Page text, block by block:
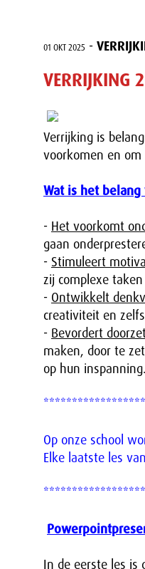
01 OKT 2025 -
VERRIJKING
Verrijking is
voorkomen en
Wat is het
- Het voorkomt
gaan
- Stimuleert
zij complexe
- Ontwikkelt
creativiteit en
- Bevordert
maken, door te
op hun inspanning.
Op onze school
Elke laatste les
In de eerste les is